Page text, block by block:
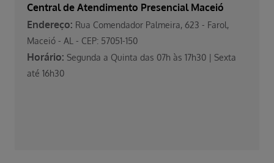
Central de Atendimento Presencial Maceió
Endereço: Rua Comendador Palmeira, 623 - Farol,
Maceió - AL - CEP: 57051-150
Horário: Segunda a Quinta das 07h às 17h30 | Sexta
até 16h30